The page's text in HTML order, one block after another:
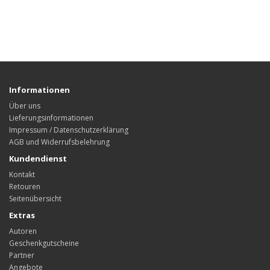
Informationen
Über uns
Lieferungsinformationen
Impressum / Datenschutzerklärung
AGB und Widerrufsbelehrung
Kundendienst
Kontakt
Retouren
Seitenübersicht
Extras
Autoren
Geschenkgutscheine
Partner
Angebote